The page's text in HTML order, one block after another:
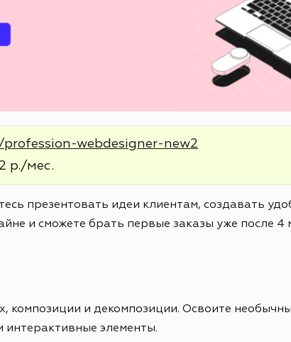
webdesigner-new2
р./мес.
презентовать идеи клиентам, создавать
и сможете брать первые заказы уже после 4
композиции и декомпозиции. Освоите
интерактивные элементы.